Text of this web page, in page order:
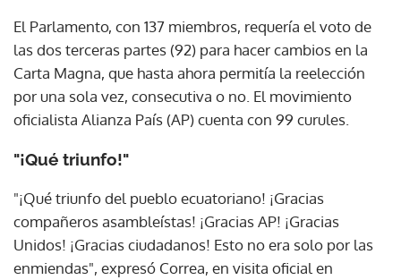
El Parlamento, con 137 miembros, requería el voto de
las dos terceras partes (92) para hacer cambios en la
Carta Magna, que hasta ahora permitía la reelección
por una sola vez, consecutiva o no. El movimiento
oficialista Alianza País (AP) cuenta con 99 curules.
"¡Qué triunfo!"
"¡Qué triunfo del pueblo ecuatoriano! ¡Gracias
compañeros asambleístas! ¡Gracias AP! ¡Gracias
Unidos! ¡Gracias ciudadanos! Esto no era solo por las
enmiendas", expresó Correa, en visita oficial en